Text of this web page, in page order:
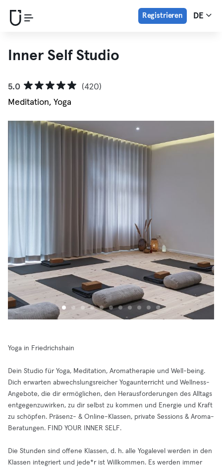
Registrieren DE
Inner Self Studio
5.0
(420)
Meditation, Yoga
Yoga in Friedrichshain
Dein Studio für Yoga, Meditation, Aromatherapie und Well-being.
Dich erwarten abwechslungsreicher Yogaunterricht und Wellness-
Angebote, die dir ermöglichen, den Herausforderungen des Alltags
entgegenzuwirken, zu dir selbst zu kommen und Energie und Kraft
zu schöpfen. Präsenz- & Online-Klassen, private Sessions & Aroma-
Beratungen. FIND YOUR INNER SELF.
Die Stunden sind offene Klassen, d. h. alle Yogalevel werden in den
Klassen integriert und jede*r ist Willkommen. Es werden immer